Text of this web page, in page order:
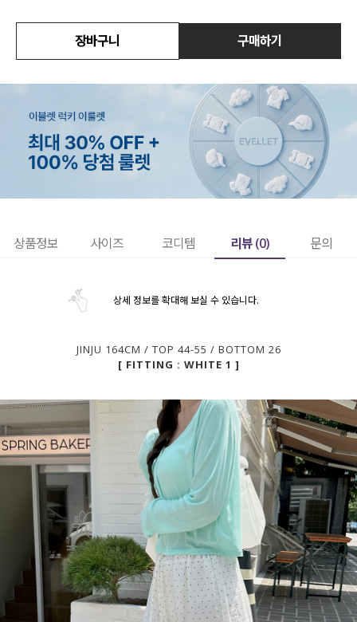
언더웨어/파자마
코디템
FIT ZOOM
장바구니 구매하기
상품정보 사이즈 코디템 리뷰 (0) 문의
상세 정보를 확대해 보실 수 있습니다.
JINJU 164CM / TOP 44-55 / BOTTOM 26
[ FITTING : WHITE 1 ]